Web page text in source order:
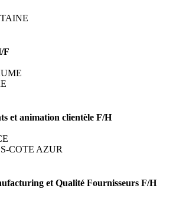
F
et animation clientèle F/H
COTE AZUR
et Qualité Fournisseurs F/H